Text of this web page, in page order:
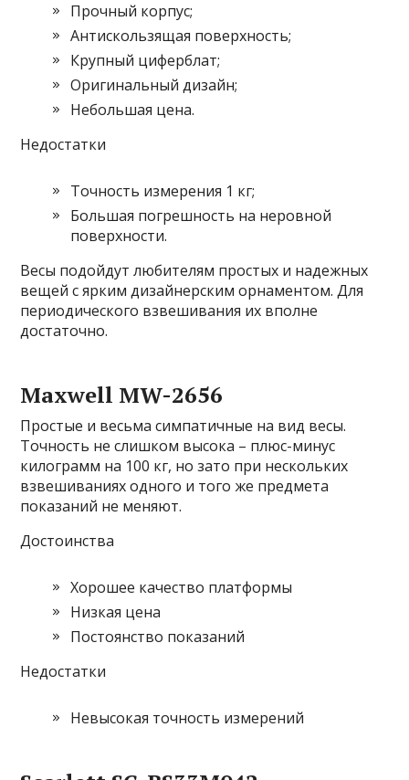
Прочный корпус;
Антискользящая поверхность;
Крупный циферблат;
Оригинальный дизайн;
Небольшая цена.
Недостатки
Точность измерения 1 кг;
Большая погрешность на неровной
поверхности.
Весы подойдут любителям простых и надежных
вещей с ярким дизайнерским орнаментом. Для
периодического взвешивания их вполне
достаточно.
Maxwell MW-2656
Простые и весьма симпатичные на вид весы.
Точность не слишком высока – плюс-минус
килограмм на 100 кг, но зато при нескольких
взвешиваниях одного и того же предмета
показаний не меняют.
Достоинства
Хорошее качество платформы
Низкая цена
Постоянство показаний
Недостатки
Невысокая точность измерений